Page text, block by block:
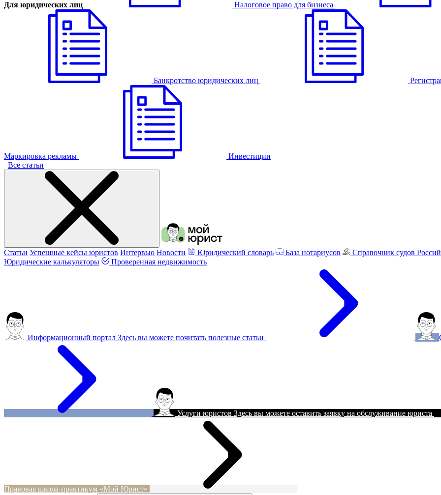
Для юридических лиц Налоговое право для бизнеса
Банкротство юридических лиц
Маркировка рекламы
Инвестиции
Все статьи
Статьи Успешные кейсы юристов Интервью Новости Юридический словарь База нотариусов
Справочник судов
Юридические калькуляторы
Проверенная недвижимость
Информационный портал Здесь вы можете почитать полезные статьи
Услуги юристов Здесь вы можете оставить заявку на обслуживание юриста
Правовая школа-практикум «Мой Юрист»